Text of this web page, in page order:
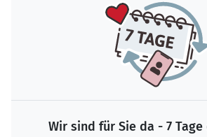
Wir sind für Sie da - 7 Tage